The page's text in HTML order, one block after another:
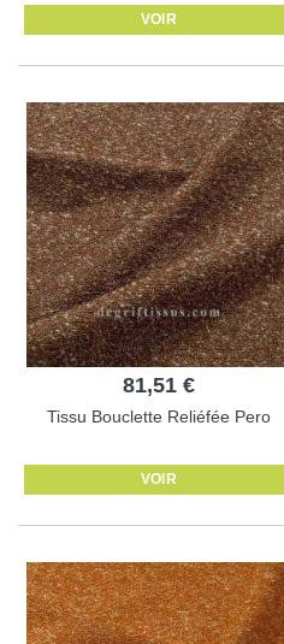
VOIR
81,51 €
Tissu Bouclette Reliéfée Pero
VOIR